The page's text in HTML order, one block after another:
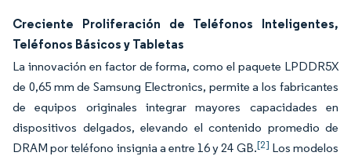
Creciente Proliferación de Teléfonos Inteligentes,
Teléfonos Básicos y Tabletas
La innovación en factor de forma, como el paquete LPDDR5X
de 0,65 mm de Samsung Electronics, permite a los fabricantes
de equipos originales integrar mayores capacidades en
dispositivos delgados, elevando el contenido promedio de
DRAM por teléfono insignia a entre 16 y 24 GB.[2] Los modelos